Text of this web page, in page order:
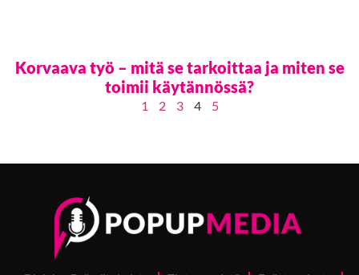
Korvaava työ – mitä se tarkoittaa ja miten se
toimii käytännössä?
1 2 3 4 5